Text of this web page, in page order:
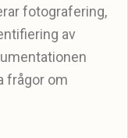
fotografering,
av
frågor om